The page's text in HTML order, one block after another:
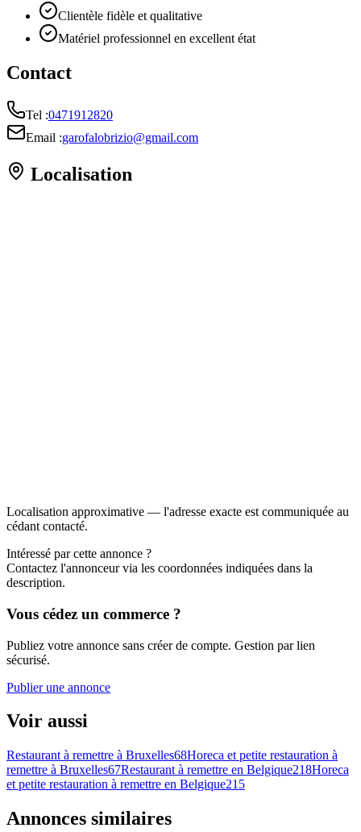
Clientèle fidèle et qualitative
Matériel professionnel en excellent état
Contact
Tel :0471912820
Email :garofalobrizio@gmail.com
Localisation
Localisation approximative — l'adresse exacte est communiquée au
cédant contacté.
Intéressé par cette annonce ?
Contactez l'annonceur via les coordonnées indiquées dans la
description.
Vous cédez un commerce ?
Publiez votre annonce sans créer de compte. Gestion par lien
sécurisé.
Publier une annonce
Voir aussi
Restaurant à remettre à Bruxelles68Horeca et petite restauration à
remettre à Bruxelles67Restaurant à remettre en Belgique218Horeca
et petite restauration à remettre en Belgique215
Annonces similaires